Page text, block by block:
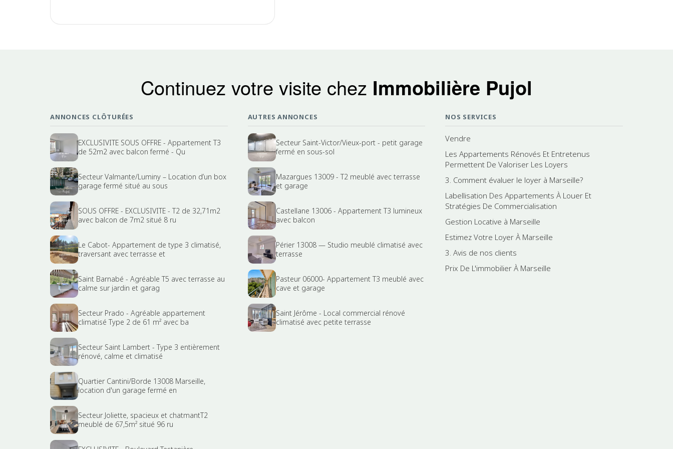
Continuez votre visite chez Immobilière Pujol
ANNONCES CLÔTURÉES
EXCLUSIVITE SOUS OFFRE - Appartement T3
de 52m2 avec balcon fermé - Qu
Secteur Valmante/Luminy – Location d’un box
garage fermé situé au sous
SOUS OFFRE - EXCLUSIVITE - T2 de 32,71m2
avec balcon de 7m2 situé 8 ru
Le Cabot- Appartement de type 3 climatisé,
traversant avec terrasse et
Saint Barnabé - Agréable T5 avec terrasse au
calme sur jardin et garag
Secteur Prado - Agréable appartement
climatisé Type 2 de 61 m² avec ba
Secteur Saint Lambert - Type 3 entièrement
rénové, calme et climatisé
Quartier Cantini/Borde 13008 Marseille,
location d'un garage fermé en
Secteur Joliette, spacieux et chatmantT2
meublé de 67,5m² situé 96 ru
AUTRES ANNONCES
Secteur Saint-Victor/Vieux-port - petit garage
fermé en sous-sol
Mazargues 13009 - T2 meublé avec terrasse
et garage
Castellane 13006 - Appartement T3 lumineux
avec balcon
Périer 13008 — Studio meublé climatisé avec
terrasse
Pasteur 06000- Appartement T3 meublé avec
cave et garage
Saint Jérôme - Local commercial rénové
climatisé avec petite terrasse
NOS SERVICES
Vendre
Les Appartements Rénovés Et Entretenus
Permettent De Valoriser Les Loyers
3. Comment évaluer le loyer à Marseille?
Labellisation Des Appartements À Louer Et
Stratégies De Commercialisation
Gestion Locative à Marseille
Estimez Votre Loyer À Marseille
3. Avis de nos clients
Prix De L'immobilier À Marseille